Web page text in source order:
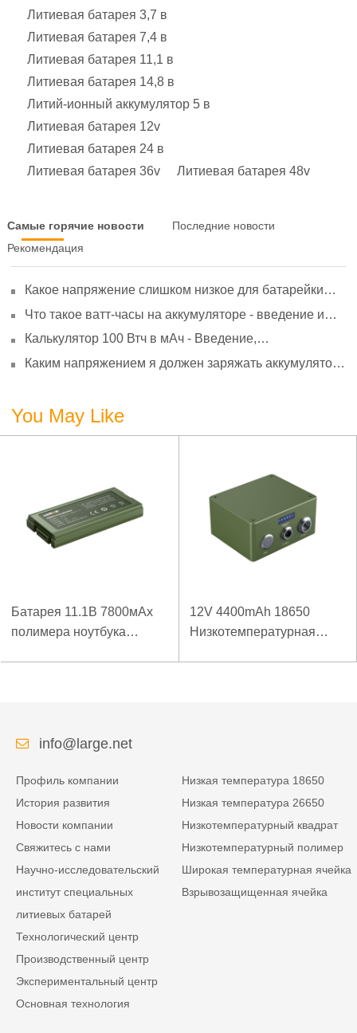
Литиевая батарея 3,7 в
Литиевая батарея 7,4 в
Литиевая батарея 11,1 в
Литиевая батарея 14,8 в
Литий-ионный аккумулятор 5 в
Литиевая батарея 12v
Литиевая батарея 24 в
Литиевая батарея 36v
Литиевая батарея 48v
Самые горячие новости
Последние новости
Рекомендация
Какое напряжение слишком низкое для батарейки
старение
Что такое ватт-часы на аккумуляторе - введение и
Калькулятор 100 Втч в мАч - Введение,
Каким напряжением я должен заряжать аккумулятор
You May Like
Батарея 11.1В 7800мАх
полимера ноутбука
12V 4400mAh 18650
Низкотемпературная
info@large.net
Профиль компании
История развития
Новости компании
Свяжитесь с нами
Научно-исследовательский
институт специальных
литиевых батарей
Технологический центр
Производственный центр
Экспериментальный центр
Основная технология
Низкая температура 18650
Низкая температура 26650
Низкотемпературный квадрат
Низкотемпературный полимер
Широкая температурная ячейка
Взрывозащищенная ячейка